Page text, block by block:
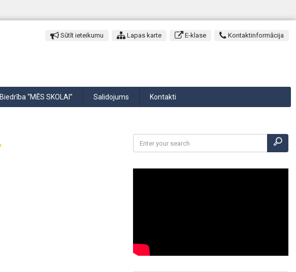
Sūtīt ieteikumu Lapas karte E-klase Kontaktinformācija
Biedrība “MĒS SKOLAI” Salidojums Kontakti